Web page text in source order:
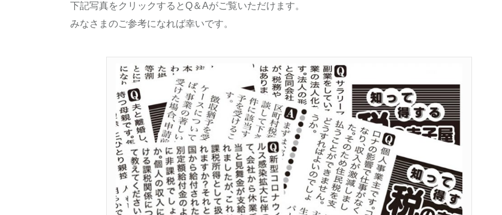
下記写真をクリックするとQ＆Aがご覧いただけます。
みなさまのご参考になれば幸いです。